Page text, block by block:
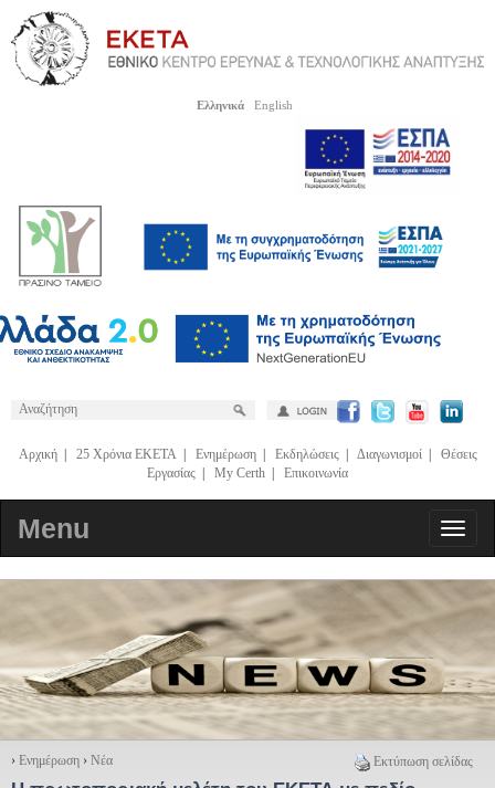
Ελληνικά English
Αρχική| 25 Χρόνια ΕΚΕΤΑ| Ενημέρωση| Εκδηλώσεις| Διαγωνισμοί| Θέσεις
Εργασίας
My Certh Επικοινωνία
Menu
Εκτύπωση σελίδας
› Ενημέρωση › Νέα